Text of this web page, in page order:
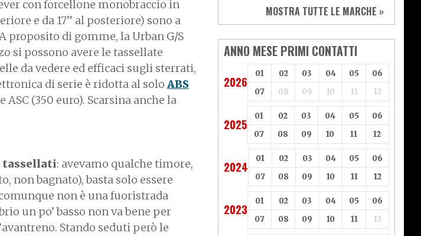
con forcellone monobraccio in
e da 17” al posteriore) sono a
proposito di gomme, la Urban G/S
si possono avere le tassellate
da vedere ed efficaci sugli sterrati,
di serie è ridotta al solo ABS
(350 euro). Scarsina anche la
tassellati: avevamo qualche timore,
non bagnato), basta solo essere
non è una fuoristrada
un po’ basso non va bene per
Stando seduti però le
Triumph
Yamaha
Aeon
Aspes
Axy
Baotian
MOSTRA TUTTE LE MARCHE »
ANNO MESE PRIMI CONTATTI
2026
01 02 03 04 05
06
07
08 09 10 11 12
2025
01 02 03 04 05
06
07
08 09 10 11 12
2024
01 02 03 04 05
06
07
08 09 10 11 12
2023
01 02 03 04 05
06
07
08 09 10 11 12